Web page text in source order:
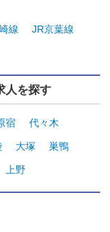
線 JR京葉線
人を探す
宿 代々木
大塚 巣鴨
上野